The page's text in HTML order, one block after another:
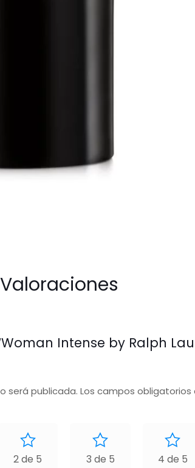
Valoraciones
Intense by Ralph
será publicada. Los campos
2 de 5
3 de 5
4 de 5